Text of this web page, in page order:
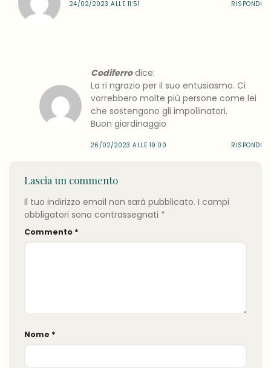
24/02/2023 ALLE 11:51 RISPONDI
Codiferro dice:
La ri ngrazio per il suo entusiasmo. Ci
vorrebbero molte più persone come lei
che sostengono gli impollinatori.
Buon giardinaggio
26/02/2023 ALLE 19:00 RISPONDI
Lascia un commento
Il tuo indirizzo email non sarà pubblicato. I campi
obbligatori sono contrassegnati *
Commento *
Nome *